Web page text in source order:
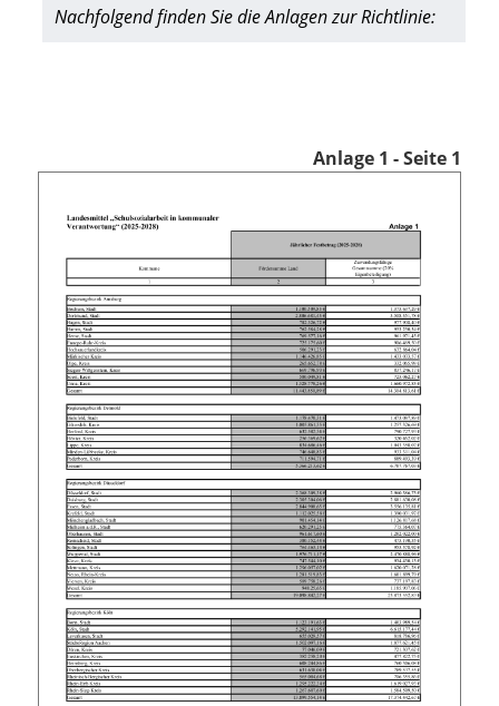
Nachfolgend finden Sie die Anlagen zur Richtlinie:
Anlage 1 - Seite 1